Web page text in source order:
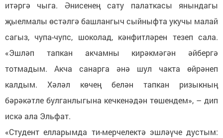
итәргә чыга. Әнисенең сату палаткасы янындагы
җыелмалы өстәлгә башлангыч сыйныфта укучы малай
сагыз, чупа-чупс, шоколад, кәнфитләрен тезеп сала.
«Эшләп тапкан акчамны кирәкмәгән әйбергә
тотмадым. Акча санарга әнә шул чакта өйрәнеп
калдым. Хәләл көчең белән тапкан ризыкның
бәрәкәтле булганлыгына кечкенәдән төшендем», – дип
искә ала Эльфат.
«Студент елларымда ти-мерчелектә эшләүче дустым: